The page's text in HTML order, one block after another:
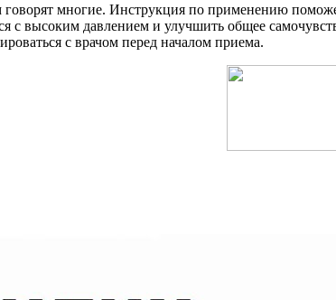
многие. Инструкция по применению
с высоким давлением и улучшить общее
с врачом перед началом приема.